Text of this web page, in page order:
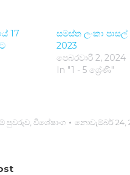
17
සමස්ත ලංකා
2023
පෙබරවාරි 2, 2024
In "1 - 5 ශ්‍රේණි"
පුවරුව විශේෂාංග නොවැම්බර් 24,